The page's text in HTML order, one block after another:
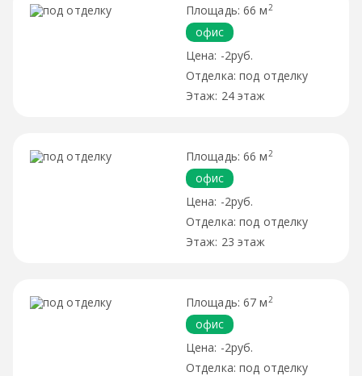
66 м 2
офис
-2руб.
под отделку
24 этаж
66 м 2
офис
-2руб.
под отделку
23 этаж
67 м 2
офис
-2руб.
под отделку